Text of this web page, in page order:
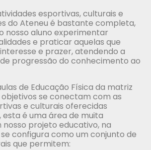
esportivas, culturais e
do Ateneu é bastante completa,
nosso aluno experimentar
e praticar aquelas que
e prazer, atendendo a
progressão do conhecimento ao
de Educação Física da matriz
se conectam com as
e culturais oferecidas
é uma área de muita
projeto educativo, na
configura como um conjunto de
que permitem: